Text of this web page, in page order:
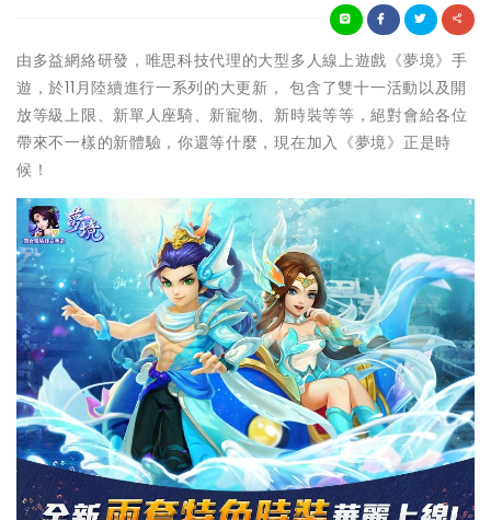
由多益網絡研發，唯思科技代理的大型多人線上遊戲《夢境》手
遊，於11月陸續進行一系列的大更新， 包含了雙十一活動以及開
放等級上限、新單人座騎、新寵物、新時裝等等，絕對會給各位
帶來不一樣的新體驗，你還等什麼，現在加入《夢境》正是時
候！